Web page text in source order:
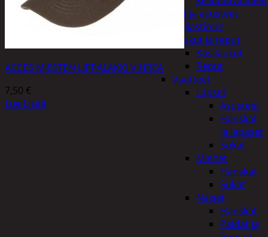
Vaatteet ja asusteet
Heijastimet
Laukut ja reput
Käsilaukut
Reput
Vaatteet
Lapset
Asusteet
Hanskat
ja lapaset
Sukat
Miehet
Hanskat
Sukat
Naiset
Hanskat
Paidat ja
ACCES MIESTEN LIPPALAKKI VIHREÄ
7,50 €
Lue Lisää